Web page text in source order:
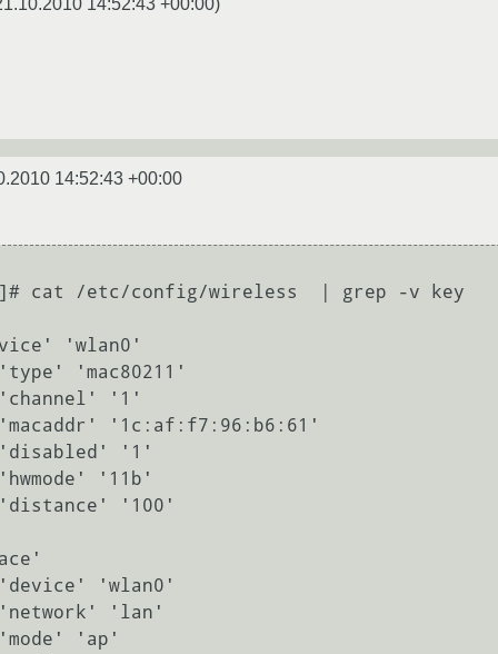
14:52:43 +00:00
~]# cat /etc/config/wireless  | grep -v key
'wlan0'